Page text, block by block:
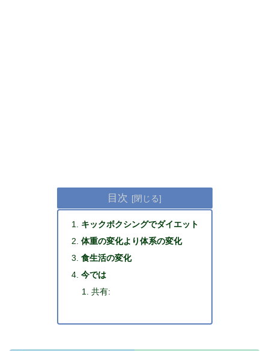
目次
キックボクシングでダイエット
体重の変化より体系の変化
食生活の変化
今では
共有: